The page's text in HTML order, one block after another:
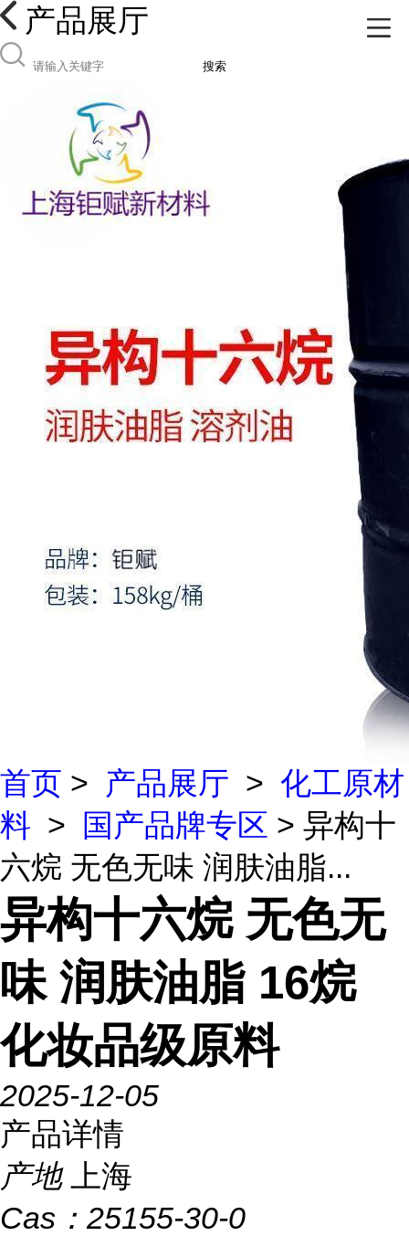
产品展厅
搜索
首页 > 产品展厅 > 化工原材
料 > 国产品牌专区 > 异构十
六烷 无色无味 润肤油脂...
异构十六烷 无色无
味 润肤油脂 16烷
化妆品级原料
2025-12-05
产品详情
产地
上海
Cas： 25155-30-0